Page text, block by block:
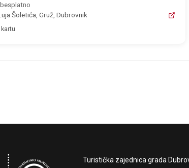
besplatno
Šoletića, Gruž, Dubrovnik
Turistička zajednica grada